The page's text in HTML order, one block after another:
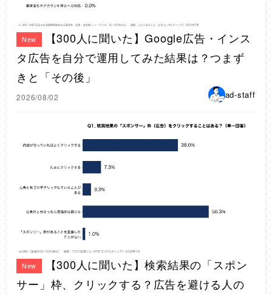
New
【300人に聞いた】Google広告・インス
タ広告を自分で運用してみた結果は？つまず
きと「その後」
2026/08/02 ad-staff
New
【300人に聞いた】検索結果の「スポン
サー」枠、クリックする？広告を避ける人の